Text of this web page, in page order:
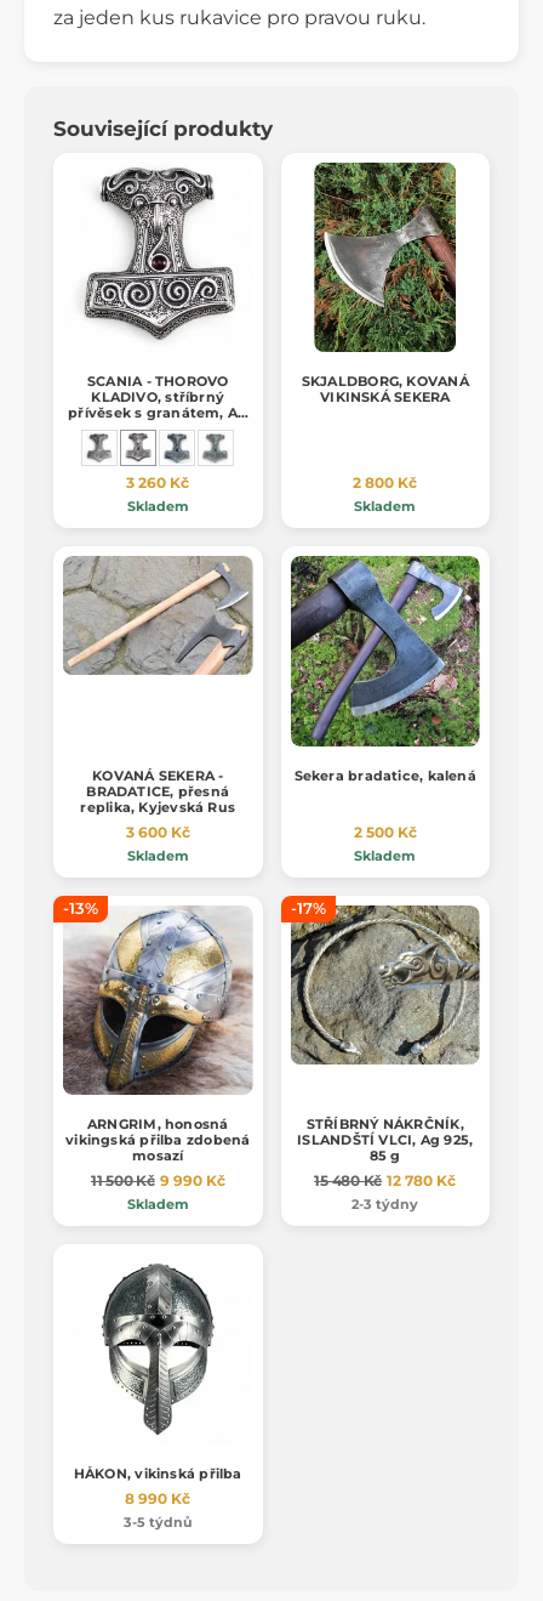
za jeden kus rukavice pro pravou ruku.
Související produkty
SCANIA - THOROVO
KLADIVO, stříbrný
přívěsek s granátem, Ag
925
3 260 Kč
Skladem
SKJALDBORG, KOVANÁ
VIKINSKÁ SEKERA
2 800 Kč
Skladem
KOVANÁ SEKERA -
BRADATICE, přesná
replika, Kyjevská Rus
3 600 Kč
Skladem
Sekera bradatice, kalená
2 500 Kč
Skladem
-13%
ARNGRIM, honosná
vikingská přilba zdobená
mosazí
11 500 Kč 9 990 Kč
Skladem
-17%
STŘÍBRNÝ NÁKRČNÍK,
ISLANDŠTÍ VLCI, Ag 925,
85 g
15 480 Kč 12 780 Kč
2-3 týdny
HÅKON, vikinská přilba
8 990 Kč
3-5 týdnů